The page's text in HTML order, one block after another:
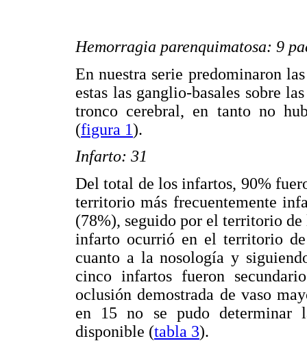
Hemorragia parenquimatosa: 9
En nuestra serie predominaron
estas las ganglio-basales sobre
tronco cerebral, en tanto no
(figura 1).
Infarto: 31
Del total de los infartos, 90%
territorio más frecuentemente
(78%), seguido por el territorio
infarto ocurrió en el territorio
cuanto a la nosología y
cinco infartos fueron
oclusión demostrada de vaso
en 15 no se pudo determinar
disponible (tabla 3).